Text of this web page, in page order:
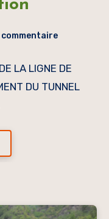
LA LIGNE DE
DU TUNNEL